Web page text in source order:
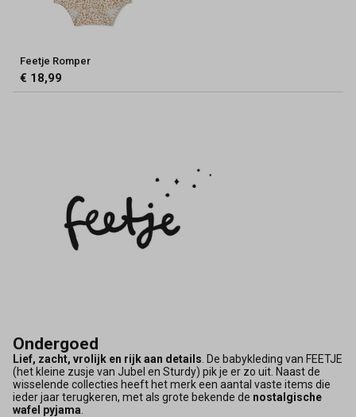
Feetje Romper
€ 18,99
Ondergoed
Lief, zacht, vrolijk en rijk aan details . De babykle­ding van FEETJE
(het kleine zusje van Jubel en Sturdy) pik je er zo uit. Naast de
wisselende collecties heeft het merk een aantal vaste items die
ieder jaar terugkeren, met als grote bekende de nostalgische
wafel pyjama